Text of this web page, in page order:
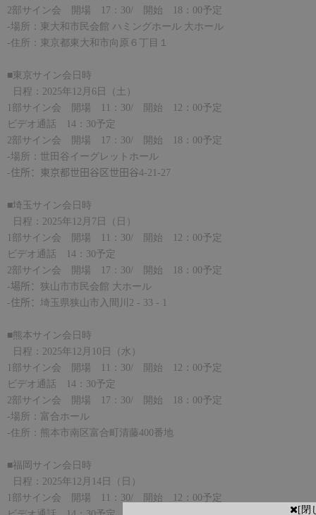
[閉
2部サイン会 開場 17 ： 30/ 開始 18 ： 00予定
-場所：東大和市民会館 ハミングホール 大ホール
-住所：東京都東大和市向原６丁目１
■東京サイン会日時
日程： 2025年 12 月 6 日（土）
1 部サイン会 開場 11 ： 30/ 開始 12 ： 00予定
ビデオ通話
14 ： 30予定
2部サイン会 開場 17 ： 30/ 開始 18 ： 00予定
-場所：世田谷イーグレットホール
-住所：東京都世田谷区世田谷4-21-27
■埼玉サイン会日時
日程： 2025年 12 月 7 日（日）
1 部サイン会 開場 11 ： 30/ 開始 12 ： 00予定
ビデオ通話
14 ： 30予定
2部サイン会 開場 17 ： 30/ 開始 18 ： 00予定
-場所： 狭山市市民会館 大ホール
-住所： 埼玉県狭山市入間川2 - 33 - 1
■熊本サイン会日時
日程： 2025年 12 月 10 日（水）
1 部サイン会 開場 11 ： 30/ 開始 12 ： 00予定
ビデオ通話
14 ： 30予定
2部サイン会 開場 17 ： 30/ 開始 18 ： 00予定
-場所： 富合ホール
-住所： 熊本市南区富合町清藤400番地
■福岡サイン会日時
日程： 2025年 12 月 14 日（日）
1 部サイン会 開場 11 ： 30/ 開始 12 ： 00予定